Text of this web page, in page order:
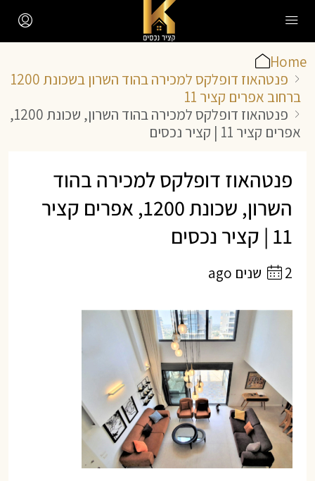
Home
פנטהאוז דופלקס למכירה בהוד השרון בשכונת 1200
ברחוב אפרים קציר 11
פנטהאוז דופלקס למכירה בהוד השרון, שכונת 1200,
אפרים קציר 11 | קציר נכסים
פנטהאוז דופלקס למכירה בהוד
השרון, שכונת 1200, אפרים קציר
11 | קציר נכסים
2 שנים ago